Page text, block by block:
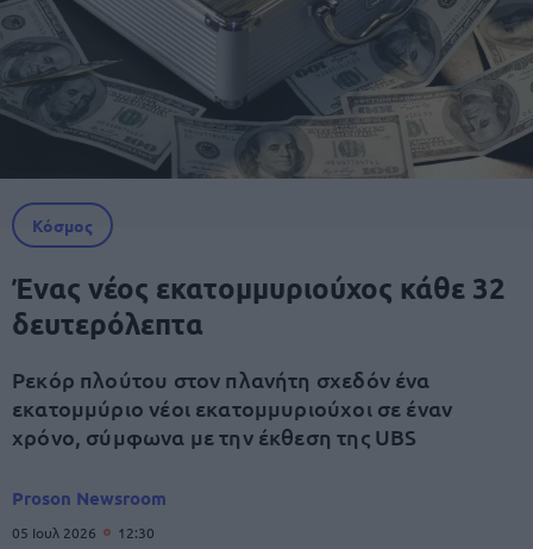
Κόσμος
Ένας νέος εκατομμυριούχος κάθε 32
δευτερόλεπτα
Ρεκόρ πλούτου στον πλανήτη σχεδόν ένα
εκατομμύριο νέοι εκατομμυριούχοι σε έναν
χρόνο, σύμφωνα με την έκθεση της UBS
Proson Newsroom
05 Ιουλ 2026 12:30